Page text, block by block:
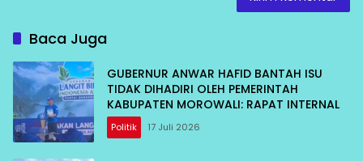
Baca Juga
GUBERNUR ANWAR HAFID BANTAH ISU
TIDAK DIHADIRI OLEH PEMERINTAH
KABUPATEN MOROWALI: RAPAT INTERNAL
Politik 17 Juli 2026